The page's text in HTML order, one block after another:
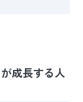
成長する人